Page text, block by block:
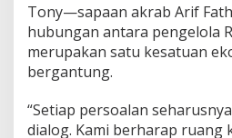
Tony—sapaan akrab Arif
hubungan antara pengelola
merupakan satu kesatuan
bergantung.
“Setiap persoalan
dialog. Kami berharap ruang